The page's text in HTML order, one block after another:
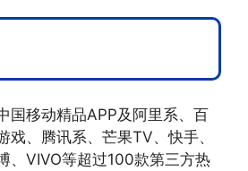
国移动精品APP及阿里系、百
戏、腾讯系、芒果TV、快手、
、VIVO等超过100款第三方热